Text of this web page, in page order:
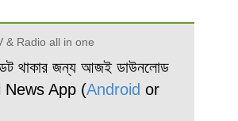
& Radio all in one
থাকার জন্য আজই ডাউনলোড
News App (Android or